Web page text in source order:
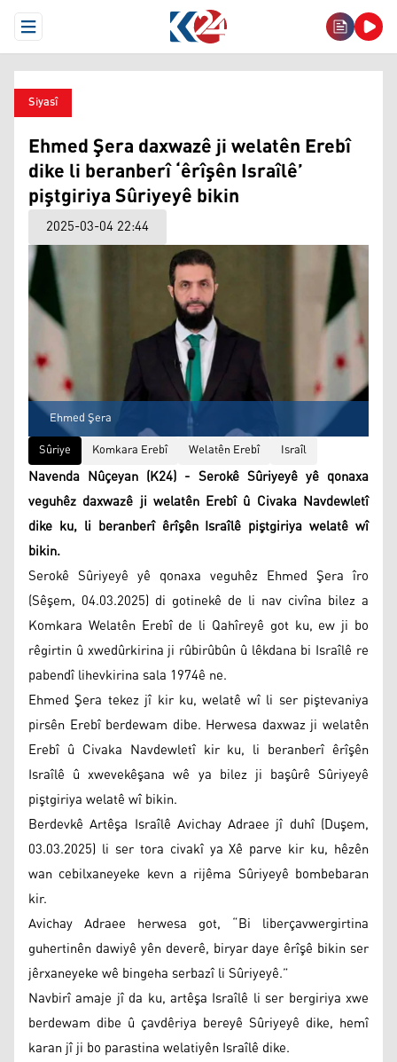
Open Menu
Siyasî
Ehmed Şera daxwazê ji welatên Erebî
dike li beranberî ‘êrîşên Israîlê’
piştgiriya Sûriyeyê bikin
2025-03-04 22:44
Ehmed Şera
Sûriye
Komkara Erebî Welatên Erebî Israîl
Navenda Nûçeyan (K24) - Serokê Sûriyeyê yê qonaxa
veguhêz daxwazê ji welatên Erebî û Civaka Navdewletî
dike ku, li beranberî êrîşên Israîlê piştgiriya welatê wî
bikin.
Serokê Sûriyeyê yê qonaxa veguhêz Ehmed Şera îro
(Sêşem, 04.03.2025) di gotinekê de li nav civîna bilez a
Komkara Welatên Erebî de li Qahîreyê got ku, ew ji bo
rêgirtin û xwedûrkirina ji rûbirûbûn û lêkdana bi Israîlê re
pabendî lihevkirina sala 1974ê ne.
Ehmed Şera tekez jî kir ku, welatê wî li ser piştevaniya
pirsên Erebî berdewam dibe. Herwesa daxwaz ji welatên
Erebî û Civaka Navdewletî kir ku, li beranberî êrîşên
Israîlê û xwevekêşana wê ya bilez ji başûrê Sûriyeyê
piştgiriya welatê wî bikin.
Berdevkê Artêşa Israîlê Avichay Adraee jî duhî (Duşem,
03.03.2025) li ser tora civakî ya Xê parve kir ku, hêzên
wan cebilxaneyeke kevn a rijêma Sûriyeyê bombebaran
kir.
Avichay Adraee herwesa got, “Bi liberçavwergirtina
guhertinên dawiyê yên deverê, biryar daye êrîşê bikin ser
jêrxaneyeke wê bingeha serbazî li Sûriyeyê.”
Navbirî amaje jî da ku, artêşa Israîlê li ser bergiriya xwe
berdewam dibe û çavdêriya bereyê Sûriyeyê dike, hemî
karan jî ji bo parastina welatiyên Israîlê dike.